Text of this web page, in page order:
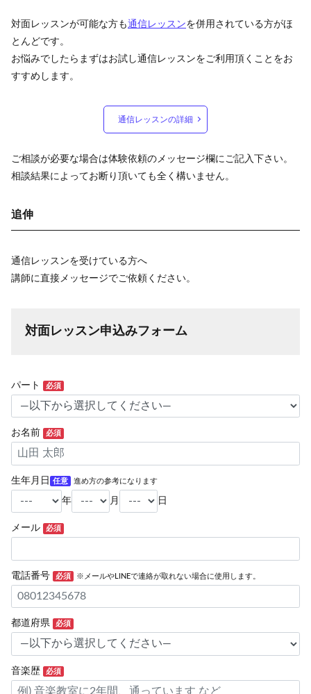
対面レッスンが可能な方も通信レッスンを併用されている方がほ
とんどです。
お悩みでしたらまずはお試し通信レッスンをご利用頂くことをお
すすめします。
通信レッスンの詳細
ご相談が必要な場合は体験依頼のメッセージ欄にご記入下さい。
相談結果によってお断り頂いても全く構いません。
追伸
通信レッスンを受けている方へ
講師に直接メッセージでご依頼ください。
対面レッスン申込みフォーム
パート 必須
お名前 必須
生年月日 任意 進め方の参考になります
年 月 日
メール 必須
電話番号 必須 ※メールやLINEで連絡が取れない場合に使用します。
都道府県 必須
音楽歴 必須